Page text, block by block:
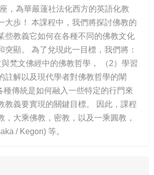
，為華嚴蓮社法化西方的英語化教
大歩！ 本課程中，我們將探討佛教的
些教義它如何在各種不同的佛教文化
突顯。 為了兌現此一目標，我們將：
與梵文佛經中的佛教哲學， （2）學習
註解以及現代學者對佛教哲學的闡
種傳統是如何融入一些特定的行門來
教義要實現的關鍵目標。 因此，課程
，大乘佛教，密教，以及一乘圓教，
/ Kegon) 等。